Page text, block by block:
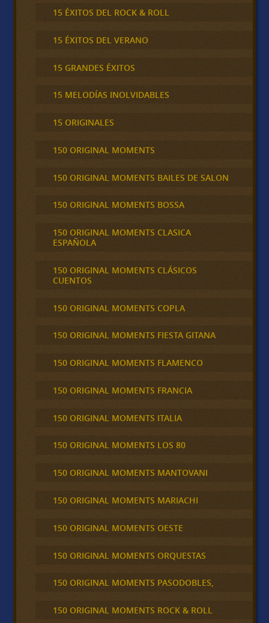
15 ÉXITOS DEL ROCK & ROLL
15 ÉXITOS DEL VERANO
15 GRANDES ÉXITOS
15 MELODÍAS INOLVIDABLES
15 ORIGINALES
150 ORIGINAL MOMENTS
150 ORIGINAL MOMENTS BAILES DE SALON
150 ORIGINAL MOMENTS BOSSA
150 ORIGINAL MOMENTS CLASICA
ESPAÑOLA
150 ORIGINAL MOMENTS CLÁSICOS
CUENTOS
150 ORIGINAL MOMENTS COPLA
150 ORIGINAL MOMENTS FIESTA GITANA
150 ORIGINAL MOMENTS FLAMENCO
150 ORIGINAL MOMENTS FRANCIA
150 ORIGINAL MOMENTS ITALIA
150 ORIGINAL MOMENTS LOS 80
150 ORIGINAL MOMENTS MANTOVANI
150 ORIGINAL MOMENTS MARIACHI
150 ORIGINAL MOMENTS OESTE
150 ORIGINAL MOMENTS ORQUESTAS
150 ORIGINAL MOMENTS PASODOBLES,
150 ORIGINAL MOMENTS ROCK & ROLL